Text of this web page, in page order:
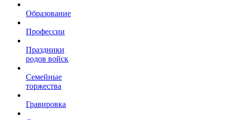
Образование
Профессии
Праздники
родов войск
Семейные
торжества
Гравировка